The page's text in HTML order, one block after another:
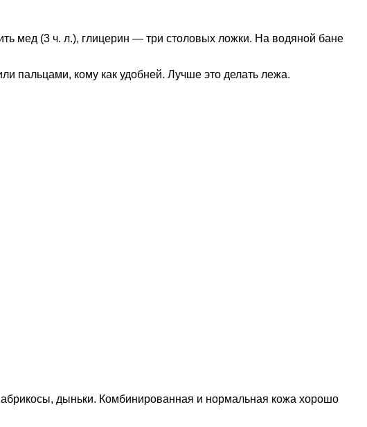
мед (3 ч. л.), глицерин — три столовых ложки. На водяной бане
пальцами, кому как удобней. Лучше это делать лежа.
дыньки. Комбинированная и нормальная кожа хорошо